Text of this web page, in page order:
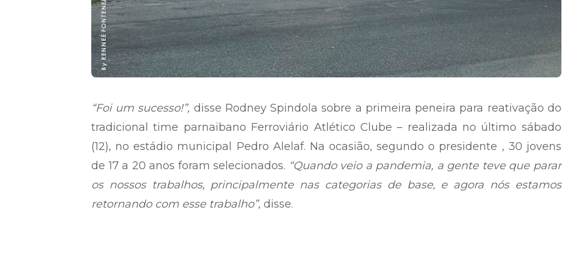
“Foi um sucesso!”, disse Rodney Spindola sobre a primeira peneira para reativação do
tradicional time parnaibano Ferroviário Atlético Clube – realizada no último sábado
(12), no estádio municipal Pedro Alelaf. Na ocasião, segundo o presidente , 30 jovens
de 17 a 20 anos foram selecionados. “Quando veio a pandemia, a gente teve que parar
os nossos trabalhos, principalmente nas categorias de base, e agora nós estamos
retornando com esse trabalho”, disse.